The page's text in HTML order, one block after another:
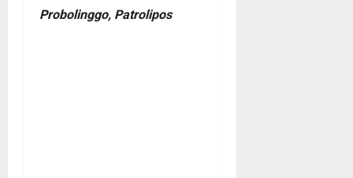
Probolinggo, Patrolipos